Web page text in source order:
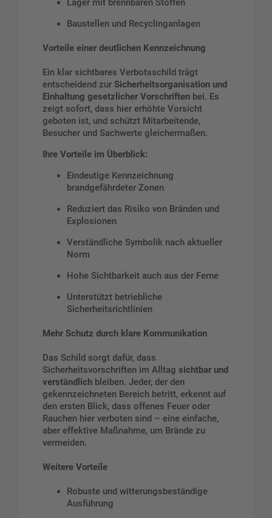
Lager mit brennbaren Stoffen
Baustellen und Recyclinganlagen
Vorteile einer deutlichen Kennzeichnung
Ein klar sichtbares Verbotsschild trägt
entscheidend zur Sicherheitsorganisation und
Einhaltung gesetzlicher Vorschriften bei. Es
zeigt sofort, dass hier erhöhte Vorsicht
geboten ist, und schützt Mitarbeitende,
Besucher und Sachwerte gleichermaßen.
Ihre Vorteile im Überblick:
Eindeutige Kennzeichnung
brandgefährdeter Zonen
Reduziert das Risiko von Bränden und
Explosionen
Verständliche Symbolik nach aktueller
Norm
Hohe Sichtbarkeit auch aus der Ferne
Unterstützt betriebliche
Sicherheitsrichtlinien
Mehr Schutz durch klare Kommunikation
Das Schild sorgt dafür, dass
Sicherheitsvorschriften im Alltag sichtbar und
verständlich bleiben. Jeder, der den
gekennzeichneten Bereich betritt, erkennt auf
den ersten Blick, dass offenes Feuer oder
Rauchen hier verboten sind – eine einfache,
aber effektive Maßnahme, um Brände zu
vermeiden.
Weitere Vorteile
Robuste und witterungsbeständige
Ausführung